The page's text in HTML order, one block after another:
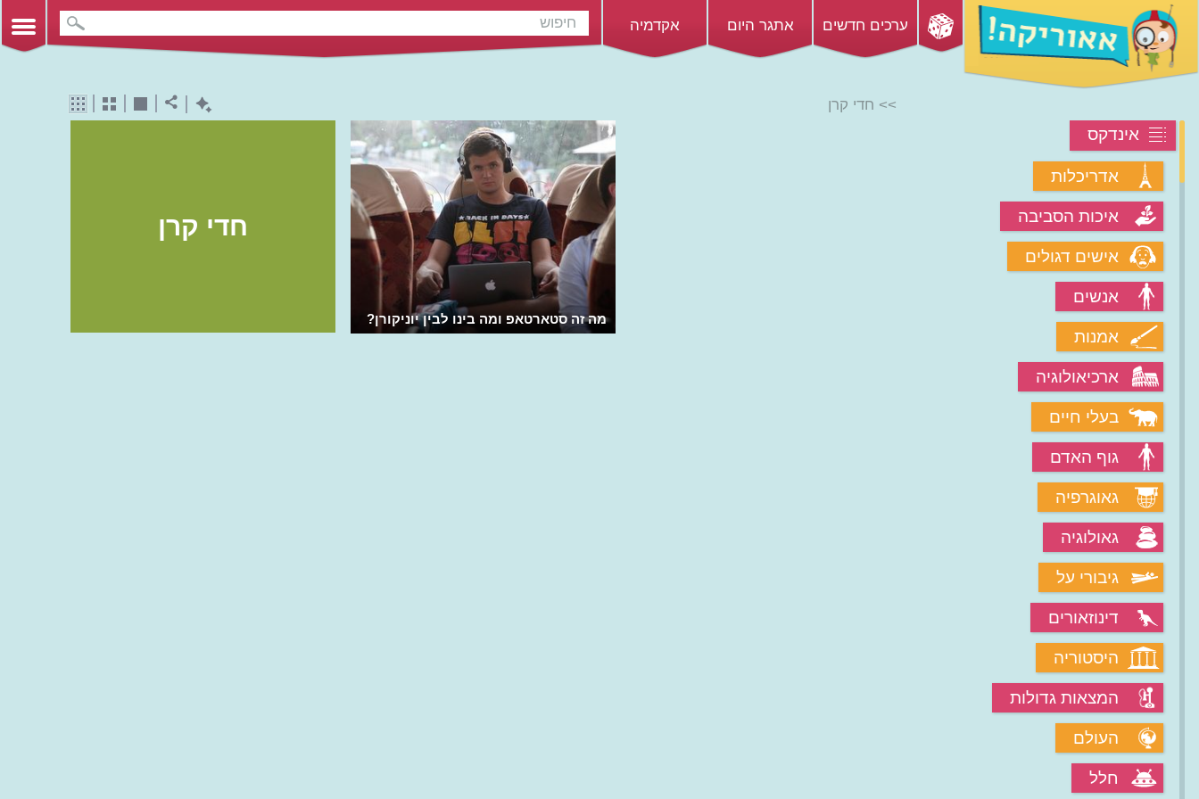
ערכים חדשים אתגר היום אקדמיה
אינדקס
אדריכלות
איכות הסביבה
אישים דגולים
אנשים
אמנות
ארכיאולוגיה
בעלי חיים
גוף האדם
גאוגרפיה
גאולוגיה
גיבורי על
דינוזאורים
היסטוריה
המצאות גדולות
העולם
חלל
>> חדי קרן
חדי קרן
מה זה סטארטאפ ומה בינו לבין יוניקורן?